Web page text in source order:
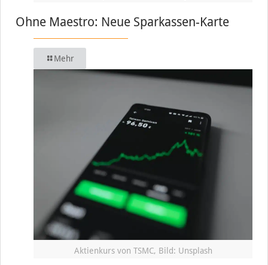
Ohne Maestro: Neue Sparkassen-Karte
Mehr
Aktienkurs von TSMC, Bild: Unsplash